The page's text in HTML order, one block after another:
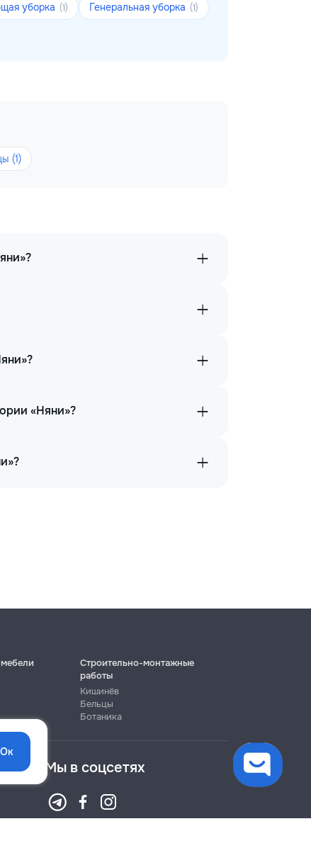
уборка (1) Генеральная уборка (1)
(1)
«Няни»?
Ок
Строительно-монтажные
работы
Кишинёв
Бельцы
Ботаника
Мы в соцсетях